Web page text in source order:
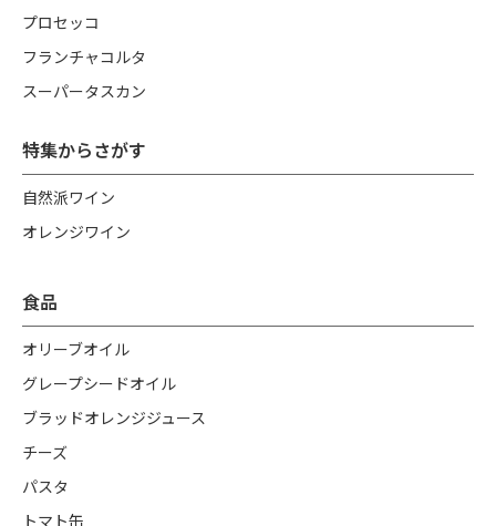
プロセッコ
フランチャコルタ
スーパータスカン
特集からさがす
自然派ワイン
オレンジワイン
食品
オリーブオイル
グレープシードオイル
ブラッドオレンジジュース
チーズ
パスタ
トマト缶